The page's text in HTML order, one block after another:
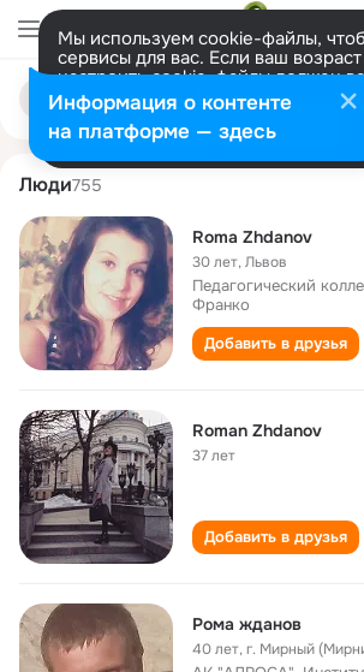
Мы используем cookie-файлы,
сервисы для вас. Если ваш
настроить cookie-файлы должен
представитель. Больше
Разрешить все Настроить
Поиск
людям
roma zhdanov
Люди755
Roma Zhdanov
30 лет,Львов
Педагогический
Франко
Добавить в друзья
Roman Zhdanov
37 лет
Добавить в друзья
Рома жданов
40 лет,г. Мирный
Информация о контенте
на платформе — здесь